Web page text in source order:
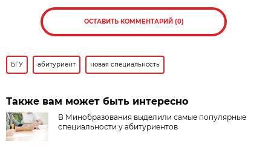
ОСТАВИТЬ КОММЕНТАРИЙ (0)
БГУ абитуриент новая специальность
Также вам может быть интересно
В Минобразования выделили самые популярные
специальности у абитуриентов